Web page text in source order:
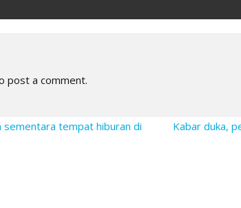
post a comment.
tempat hiburan di
Kabar duka,